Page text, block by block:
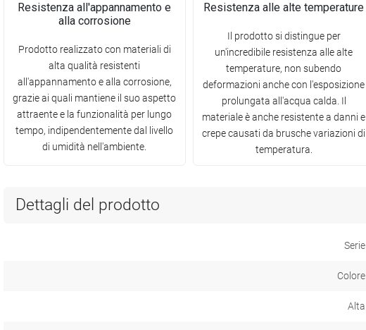
Resistenza all'appannamento e
alla corrosione
Prodotto realizzato con materiali di
alta qualità resistenti
all'appannamento e alla corrosione,
grazie ai quali mantiene il suo aspetto
attraente e la funzionalità per lungo
tempo, indipendentemente dal livello
di umidità nell'ambiente.
Resistenza alle alte temperature
Il prodotto si distingue per
un'incredibile resistenza alle alte
temperature, non subendo
deformazioni anche con l'esposizione
prolungata all'acqua calda. Il
materiale è anche resistente a danni e
crepe causati da brusche variazioni di
temperatura.
Dettagli del prodotto
Serie
Colore
Alta